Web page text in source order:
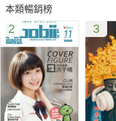
本類暢銷榜
2 3